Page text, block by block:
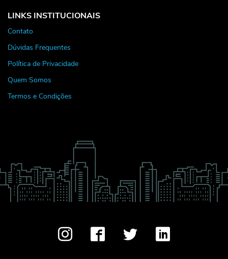
LINKS INSTITUCIONAIS
Contato
Dúvidas Frequentes
Política de Privacidade
Quem Somos
Termos e Condições